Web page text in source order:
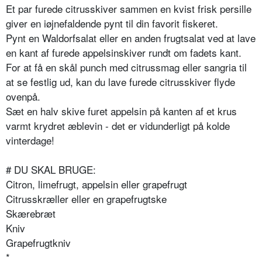
Et par furede citrusskiver sammen en kvist frisk persille
giver en iøjnefaldende pynt til din favorit fiskeret.
Pynt en Waldorfsalat eller en anden frugtsalat ved at lave
en kant af furede appelsinskiver rundt om fadets kant.
For at få en skål punch med citrussmag eller sangria til
at se festlig ud, kan du lave furede citrusskiver flyde
ovenpå.
Sæt en halv skive furet appelsin på kanten af et krus
varmt krydret æblevin - det er vidunderligt på kolde
vinterdage!
# DU SKAL BRUGE:
Citron, limefrugt, appelsin eller grapefrugt
Citrusskræller eller en grapefrugtske
Skærebræt
Kniv
Grapefrugtkniv